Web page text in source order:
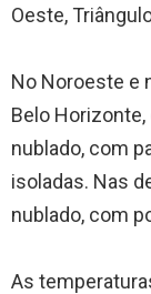
Oeste,
No Noroeste e
Belo
nublado, com
isoladas. Nas
nublado, com
As